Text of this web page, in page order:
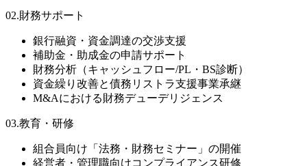
02.財務サポート
銀行融資・資金調達の交渉支援
補助金・助成金の申請サポート
財務分析（キャッシュフロー/PL・BS診断）
資金繰り改善と債務リストラ支援事業承継
M&Aにおける財務デューデリジェンス
03.教育・研修
組合員向け「法務・財務セミナー」の開催
経営者・管理職向けコンプライアンス研修